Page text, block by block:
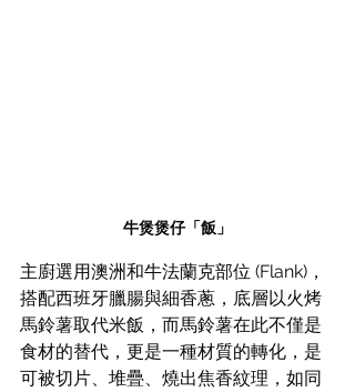
牛煲煲仔「飯」
主廚選用澳洲和牛法蘭克部位 (Flank)，
搭配西班牙臘腸與細香蔥，底層以火烤
馬鈴薯取代米飯，而馬鈴薯在此不僅是
食材的替代，更是一種材質的轉化，是
可被切片、堆疊、燒出焦香紋理，如同